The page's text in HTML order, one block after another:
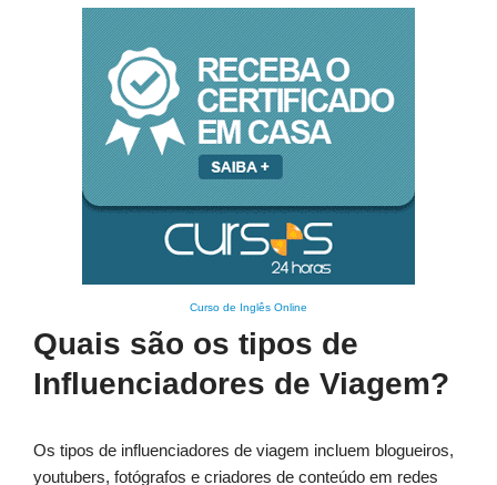
Curso de Inglês Online
Quais são os tipos de
Influenciadores de Viagem?
Os tipos de influenciadores de viagem incluem blogueiros,
youtubers, fotógrafos e criadores de conteúdo em redes